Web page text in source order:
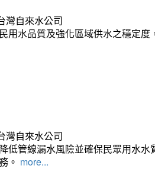
灣自來水公司
用水品質及強化區域供水之穩定
灣自來水公司
低管線漏水風險並確保民眾用水
。 more...